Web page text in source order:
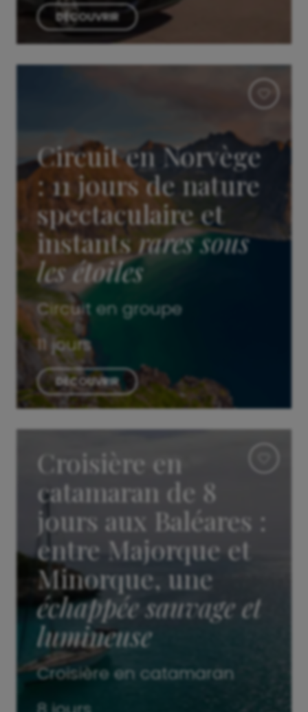
DÉCOUVRIR
Circuit en Norvège
: 11 jours de nature
spectaculaire et
instantsrares sous
les étoiles
Circuit en groupe
11 jours
DÉCOUVRIR
Croisière en
catamaran de 8
jours aux Baléares :
entre Majorque et
Minorque, une
échappée sauvage et
lumineuse
Croisière en catamaran